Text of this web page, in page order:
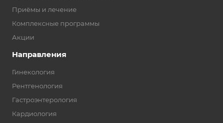
Приёмы и лечение
Комплексные программы
Акции
Направления
Гинекология
Рентгенология
Гастроэнтерология
Кардиология